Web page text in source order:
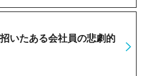
いたある会社員の悲劇的